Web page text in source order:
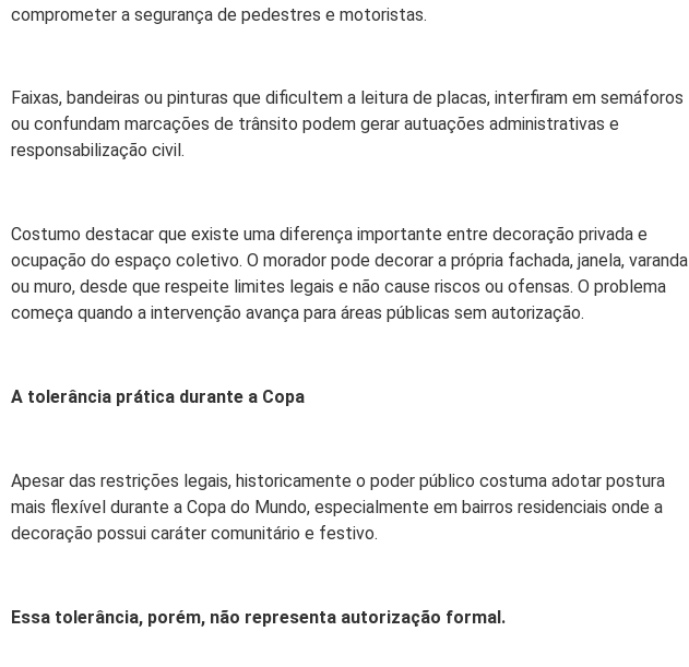
comprometer a segurança de pedestres e motoristas.
Faixas, bandeiras ou pinturas que dificultem a leitura de placas, interfiram em semáforos
ou confundam marcações de trânsito podem gerar autuações administrativas e
responsabilização civil.
Costumo destacar que existe uma diferença importante entre decoração privada e
ocupação do espaço coletivo. O morador pode decorar a própria fachada, janela, varanda
ou muro, desde que respeite limites legais e não cause riscos ou ofensas. O problema
começa quando a intervenção avança para áreas públicas sem autorização.
A tolerância prática durante a Copa
Apesar das restrições legais, historicamente o poder público costuma adotar postura
mais flexível durante a Copa do Mundo, especialmente em bairros residenciais onde a
decoração possui caráter comunitário e festivo.
Essa tolerância, porém, não representa autorização formal.